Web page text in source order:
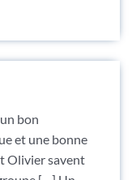
bon
et une bonne
Olivier savent